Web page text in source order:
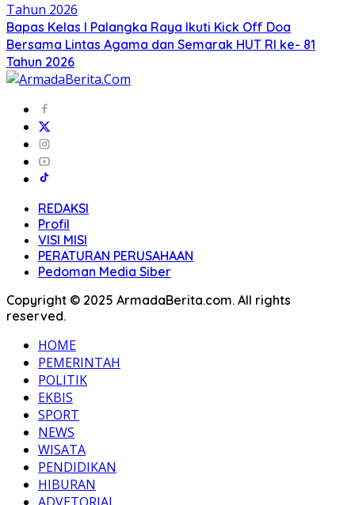
Bapas Kelas I Palangka Raya Ikuti Kick Off Doa
Bersama Lintas Agama dan Semarak HUT RI ke- 81
Tahun 2026
REDAKSI
Profil
VISI MISI
PERATURAN PERUSAHAAN
Pedoman Media Siber
Copyright © 2025 ArmadaBerita.com. All rights
reserved.
HOME
PEMERINTAH
POLITIK
EKBIS
SPORT
NEWS
WISATA
PENDIDIKAN
HIBURAN